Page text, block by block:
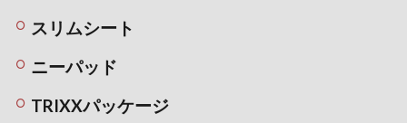
スリムシート
ニーパッド
TRIXXパッケージ